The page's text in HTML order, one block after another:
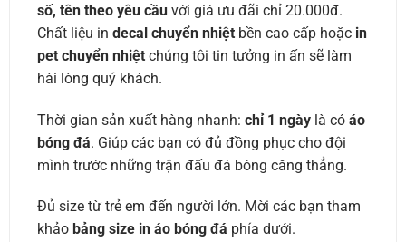
số, tên theo yêu cầuvới giá ưu đãi chỉ 20.000đ.
Chất liệu in decal chuyển nhiệtbền cao cấp hoặc in
pet chuyển nhiệtchúng tôi tin tưởng in ấn sẽ làm
hài lòng quý khách.
Thời gian sản xuất hàng nhanh: chỉ 1 ngàylà có áo
bóng đá. Giúp các bạn có đủ đồng phục cho đội
mình trước những trận đấu đá bóng căng thẳng.
Đủ size từ trẻ em đến người lớn. Mời các bạn tham
khảo bảng size in áo bóng đá phía dưới.